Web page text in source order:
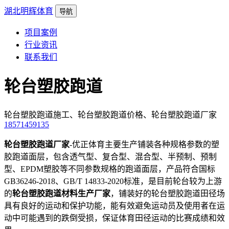
湖北明辉体育 导航
项目案例
行业资讯
联系我们
轮台塑胶跑道
轮台塑胶跑道施工、轮台塑胶跑道价格、轮台塑胶跑道厂家
18571459135
轮台塑胶跑道厂家-优正体育主要生产铺装各种规格参数的塑
胶跑道面层，包含透气型、复合型、混合型、半预制、预制
型、EPDM塑胶等不同参数规格的跑道面层，产品符合国标
GB36246-2018、GB/T 14833-2020标准，是目前轮台较为上游
的轮台塑胶跑道材料生产厂家，铺装好的轮台塑胶跑道田径场
具有良好的运动和保护功能，能有效避免运动员及使用者在运
动中可能遇到的跌倒受损，保证体育田径运动的比赛成绩和效